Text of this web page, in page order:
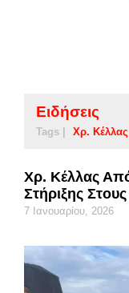
Ειδήσεις
Tags | Χρ.
Χρ. Κέλλας
Στήριξης
7 Ιανουαρίου, 2026